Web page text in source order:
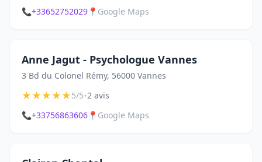
📞+33652752029 📍 Google Maps
Anne Jagut - Psychologue Vannes
3 Bd du Colonel Rémy, 56000 Vannes
★★★★★5/5•2 avis
📞+33756863606 📍 Google Maps